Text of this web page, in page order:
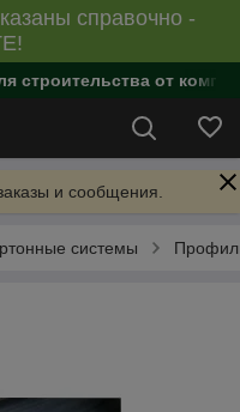
справочно -
строительства от
и сообщения.
системы